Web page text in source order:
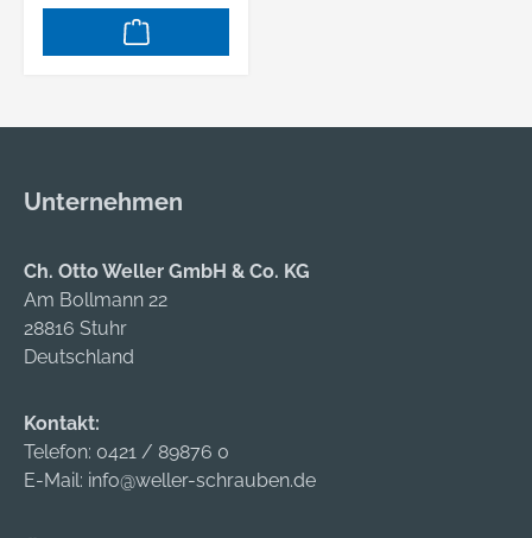
Rband ™
Eigenschaften: •
notwendig • Einfach
PU-Stöpsel • Rund •
auszutauschen
Hersteller: 3M
Deutschland GmbH,
Carl-Schurz-Str.1,
+492131140,
3m.premiumcustom
er.dach@mmm.com
Unternehmen
Ch. Otto Weller GmbH & Co. KG
Am Bollmann 22
28816 Stuhr
Deutschland
Kontakt:
Telefon: 0421 / 89876 0
E-Mail: info@weller-schrauben.de